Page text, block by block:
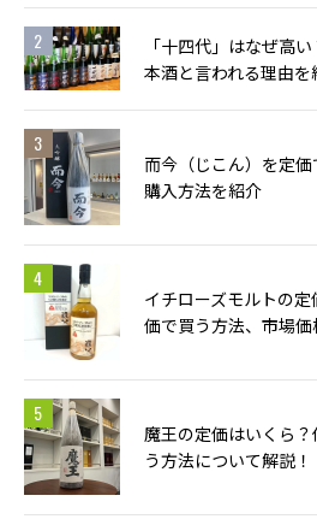
「十四代」はなぜ高
本酒と言われる理由を
而今（じこん）を定
購入方法を紹介
イチローズモルトの
価で買う方法、市場
魔王の定価はいくら
う方法について解説！